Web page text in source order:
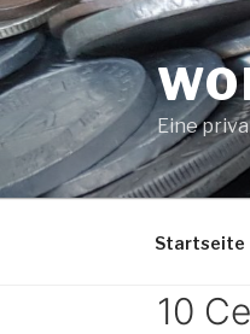
Zum
Inhalt
springen
Eine
Startseite
10